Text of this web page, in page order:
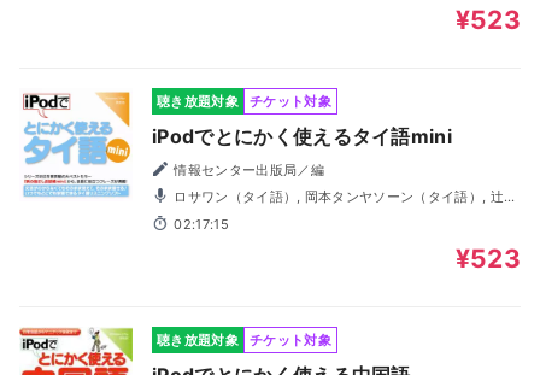
¥523
聴き放題対象 チケット対象
iPodでとにかく使えるタイ語mini
情報センター出版局／編
穂（日本語）
02:17:15
¥523
聴き放題対象 チケット対象